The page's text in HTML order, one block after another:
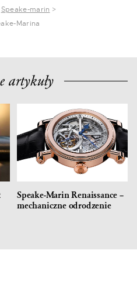
Speake-marin >
Marina
artykuły
Speake-Marin Renaissance –
mechaniczne odrodzenie